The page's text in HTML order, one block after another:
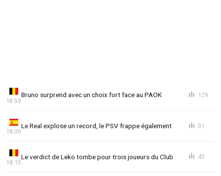
Bruno surprend avec un choix fort face au PAOK
18:59
129
Le Real explose un record, le PSV frappe également
18:30
31
Le verdict de Leko tombe pour trois joueurs du Club
18:15
45